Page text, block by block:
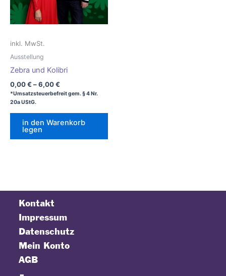
inkl. MwSt.
Ausstellung
Zebra und Kolibri
0,00€ –6,00€
*Umsatzsteuerbefreit gem. § 4 Nr.
20a UStG.
in den Warenkorb
legen
Kontakt
Impressum
Datenschutz
Mein Konto
AGB